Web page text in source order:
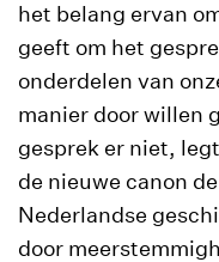
het belang ervan
geeft om het
onderdelen van
manier door willen
gesprek er niet,
de nieuwe canon
Nederlandse
door